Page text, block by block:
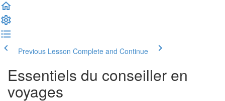
Previous Lesson Complete and Continue
Essentiels du conseiller en
voyages